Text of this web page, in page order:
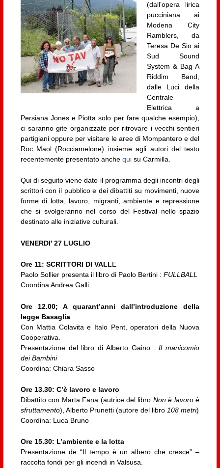
(dall’opera lirica
pucciniana ai
Modena City
Ramblers, da
Teresa De Sio ai
Sud Sound
System & Bag A
Riddim Band,
dalle Luci della
Centrale
Elettrica a
Persiana Jones e Piotta solo per fare qualche esempio),
ci saranno gite organizzate per ritrovare i vecchi sentieri
partigiani oppure per visitare le aree di Mompantero e del
Roc Maol (Rocciamelone) insieme agli autori del testo
recentemente presentato anche quisu Carmilla.
Qui di seguito viene dato il programma degli incontri degli
scrittori con il pubblico e dei dibattiti su movimenti, nuove
forme di lotta, lavoro, migranti, ambiente e repressione
che si svolgeranno nel corso del Festival nello spazio
destinato alle iniziative culturali.
VENERDI’ 27 LUGLIO
Ore 11: SCRITTORI DI VALLE
Paolo Sollier presenta il libro di Paolo Bertini : FULLBALL
Coordina Andrea Galli.
Ore 12.00; A quarant’anni dall’introduzione della
legge Basaglia
Con Mattia Colavita e Italo Pent, operatori della Nuova
Cooperativa.
Presentazione del libro di Alberto Gaino :Il manicomio
dei Bambini
Coordina: Chiara Sasso
Ore 13.30: C’è lavoro e lavoro
Dibattito con Marta Fana (autrice del libro Non è lavoro è
sfruttamento), Alberto Prunetti (autore del libro 108 metri)
Coordina: Luca Bruno
Ore 15.30: L’ambiente e la lotta
Presentazione de “Il tempo è un albero che cresce” –
raccolta fondi per gli incendi in Valsusa.